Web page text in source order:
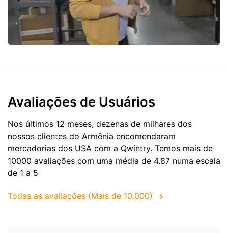
Avaliações de Usuários
Nos últimos 12 meses, dezenas de milhares dos
nossos clientes do Armênia encomendaram
mercadorias dos USA com a Qwintry. Temos mais de
10000 avaliações com uma média de 4.87 numa escala
de 1 a 5
Todas as avaliações (Mais de 10.000)